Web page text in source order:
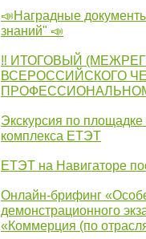
📣Наградные
знаний" 📣
‼ ИТОГОВЫЙ
ВСЕРОССИЙСКОГО
Экскурсия по
комплекса ЕТЭТ
ЕТЭТ на Навигаторе
Онлайн-брифинг
демонстрационного
«Коммерция (по